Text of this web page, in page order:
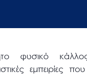
φυσικό
εμπειρίες